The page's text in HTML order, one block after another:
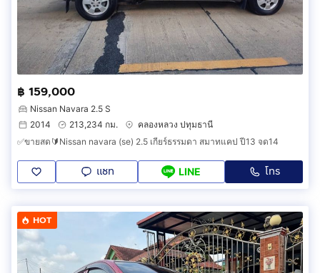
฿ 159,000
Nissan Navara 2.5 S
2014
213,234 กม.
คลองหลวง ปทุมธานี
✅ขายสด🔰Nissan navara (se) 2.5 เกียร์ธรรมดา สมาทแคป ปี13 จด14
แชท LINE โทร
HOT